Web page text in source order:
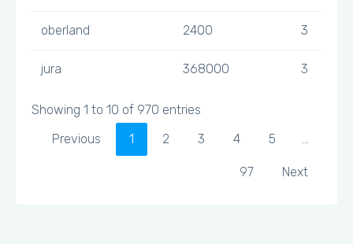
oberland 2400 3
jura 368000 3
Showing 1 to 10 of 970 entries
Previous
1 2 3 4 5 …
97 Next